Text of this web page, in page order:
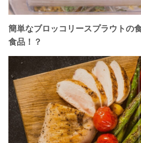
簡単なブロッコリースプラウトの
食品！？